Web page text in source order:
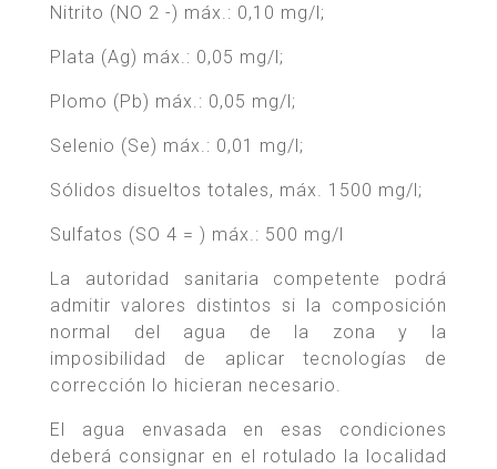
Nitrito (NO 2 -) máx.: 0,10 mg/l;
Plata (Ag) máx.: 0,05 mg/l;
Plomo (Pb) máx.: 0,05 mg/l;
Selenio (Se) máx.: 0,01 mg/l;
Sólidos disueltos totales, máx. 1500 mg/l;
Sulfatos (SO 4 = ) máx.: 500 mg/l
La autoridad sanitaria competente podrá
admitir valores distintos si la composición
normal del agua de la zona y la
imposibilidad de aplicar tecnologías de
corrección lo hicieran necesario.
El agua envasada en esas condiciones
deberá consignar en el rotulado la localidad